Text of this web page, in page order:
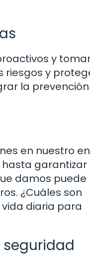
y
riesgos y
la
en nuestro
hasta garantizar
damos puede
¿Cuáles son
diaria para